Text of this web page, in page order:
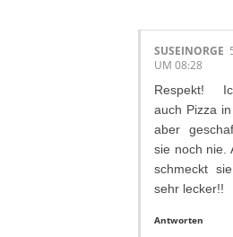
SUSEINORGE
UM 08:28
Respekt!
auch Pizza in
aber
sie noch nie.
schmeckt
sehr lecker!!
Antworten